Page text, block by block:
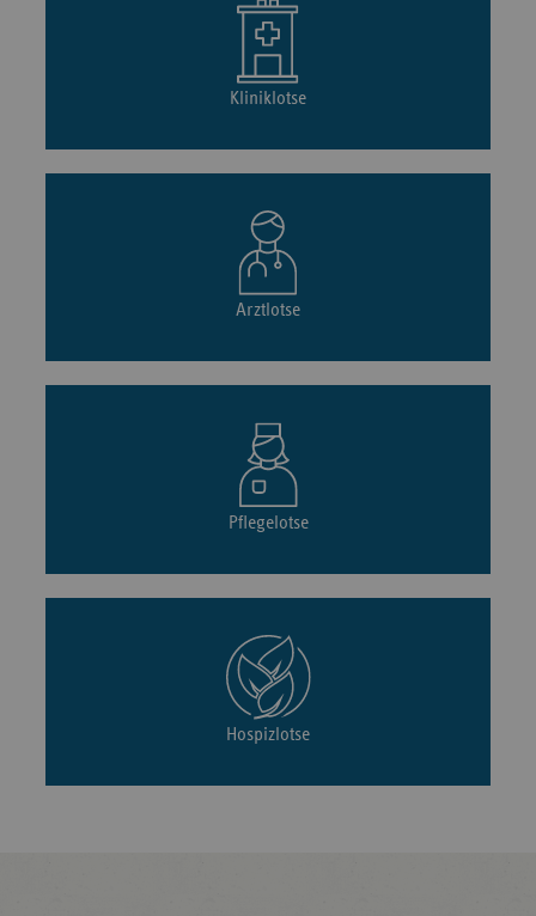
Kliniklotse
Arztlotse
Pflegelotse
Hospizlotse